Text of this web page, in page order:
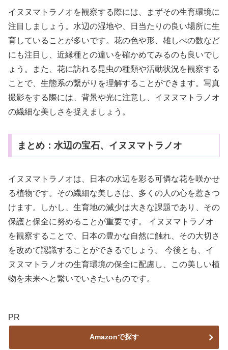
イヌヌマトラノオを観察する際には、まずその生育環境に
注目しましょう。水辺の湿地や、日当たりの良い場所に生
育していることが多いです。花の色や形、雄しべの数など
にも注目し、近縁種との違いを確かめてみるのも良いでし
ょう。また、花に訪れる昆虫の種類や活動状況を観察する
ことで、生態系の繋がりを理解することができます。写真
撮影をする際には、背景や光に注意し、イヌヌマトラノオ
の繊細な美しさを捉えましょう。
まとめ：水辺の宝石、イヌヌマトラノオ
イヌヌマトラノオは、日本の水辺を彩る可憐な花を咲かせ
る植物です。その繊細な美しさは、多くの人の心を惹きつ
けます。しかし、生育地の減少は大きな課題であり、その
保護と保全に努めることが重要です。 イヌヌマトラノオ
を観察することで、日本の豊かな自然に触れ、その大切さ
を改めて認識することができるでしょう。 今後とも、イ
ヌヌマトラノオの生育環境の保全に配慮し、この美しい植
物を未来へと繋いでいきたいものです。
PR
Amazonで探す